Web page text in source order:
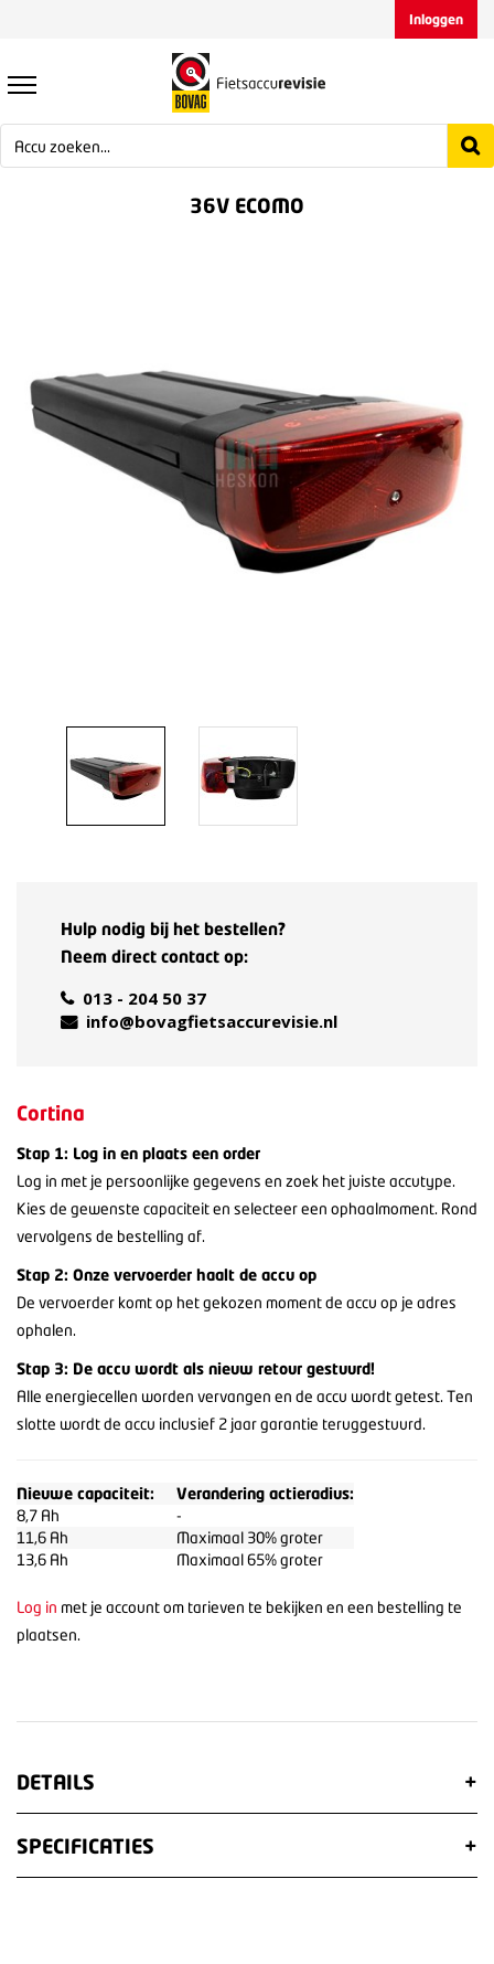
Inloggen
36V ECOMO
Hulp nodig bij het bestellen?
Neem direct contact op:
013 - 204 50 37
info@bovagfietsaccurevisie.nl
Cortina
Stap 1: Log in en plaats een order
Log in met je persoonlijke gegevens en zoek het juiste accutype.
Kies de gewenste capaciteit en selecteer een ophaalmoment. Rond
vervolgens de bestelling af.
Stap 2: Onze vervoerder haalt de accu op
De vervoerder komt op het gekozen moment de accu op je adres
ophalen.
Stap 3: De accu wordt als nieuw retour gestuurd!
Alle energiecellen worden vervangen en de accu wordt getest. Ten
slotte wordt de accu inclusief 2 jaar garantie teruggestuurd.
Nieuwe capaciteit: Verandering actieradius:
8,7 Ah
-
11,6 Ah
Maximaal 30% groter
13,6 Ah
Maximaal 65% groter
Log in met je account om tarieven te bekijken en een bestelling te
plaatsen.
DETAILS +
SPECIFICATIES +